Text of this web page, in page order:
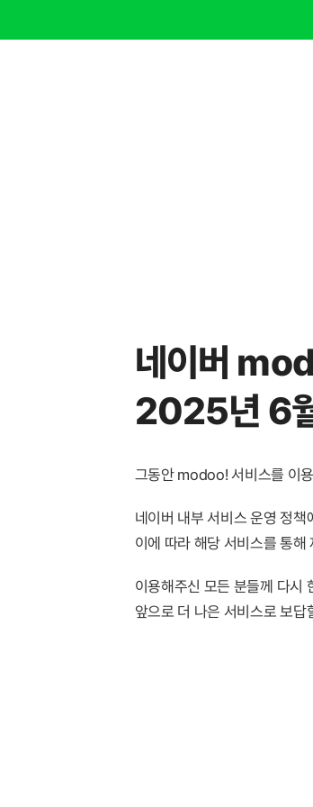
네이버
2025년 6
그동안 modoo! 서비스를 이
네이버 내부 서비스 운영 정
이에 따라 해당 서비스를 통
이용해주신 모든 분들께 다시
앞으로 더 나은 서비스로 보